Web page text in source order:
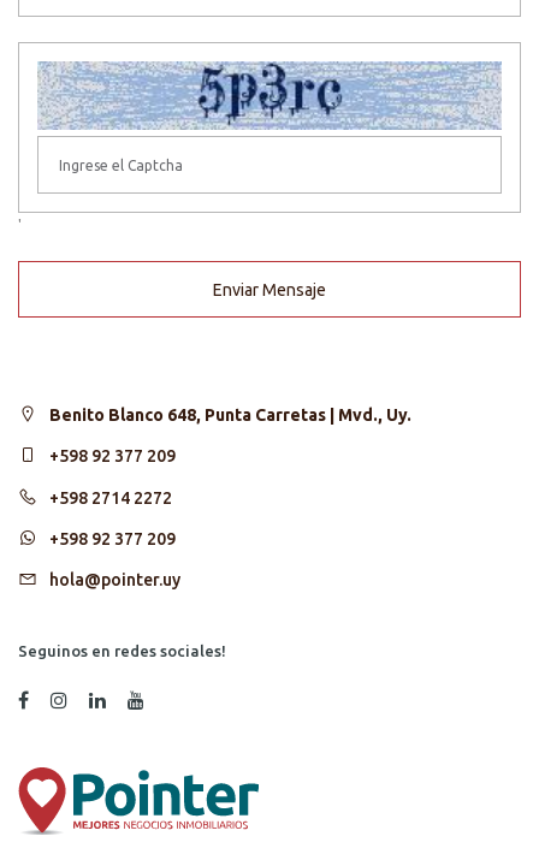
'
Enviar Mensaje
Benito Blanco 648, Punta Carretas | Mvd., Uy.
+598 92 377 209
+598 2714 2272
+598 92 377 209
hola@pointer.uy
Seguinos en redes sociales!